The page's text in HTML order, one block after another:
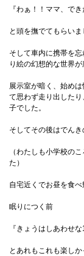
『わぁ！！ママ、で
と頭を撫でてもらい
そして車内に携帯を
り絵の幻想的な世界が
展示室が暗く、始め
て思わず走り出した
子でした。
そしてその後はでん
（わたしも小学校の
た）
自宅近くでお昼を食べ
眠りにつく前
『きょうはしあわせ
とあれもこれも楽し